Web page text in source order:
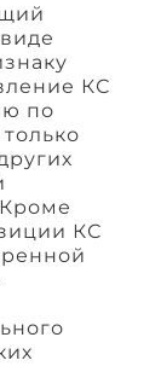
КС
по
КС